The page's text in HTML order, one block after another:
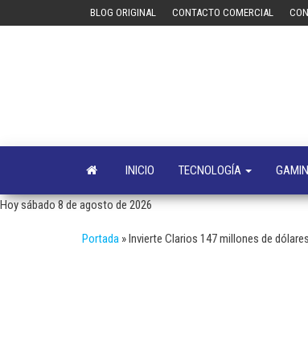
BLOG ORIGINAL CONTACTO COMERCIAL
INICIO TECNOLOGÍA
Hoy sábado 8 de agosto de 2026
Portada »Invierte Clarios 147 millones de